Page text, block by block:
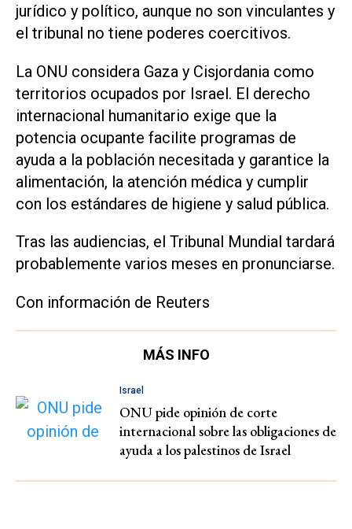
jurídico y político, aunque no son vinculantes y
el tribunal no tiene poderes coercitivos.
La ONU considera Gaza y Cisjordania como
territorios ocupados por Israel. El derecho
internacional humanitario exige que la
potencia ocupante facilite programas de
ayuda a la población necesitada y garantice la
alimentación, la atención médica y cumplir
con los estándares de higiene y salud pública.
Tras las audiencias, el Tribunal Mundial tardará
probablemente varios meses en pronunciarse.
Con información de Reuters
MÁS INFO
Israel
ONU pide opinión de corte
internacional sobre las obligaciones de
ayuda a los palestinos de Israel